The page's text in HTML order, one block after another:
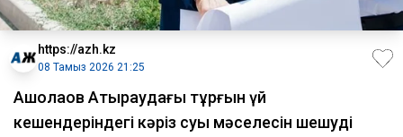
https://azh.kz
08 Тамыз 2026 21:25
​Ақшолақов Атыраудағы тұрғын үй
кешендеріндегі кәріз суы мәселесін шешуді